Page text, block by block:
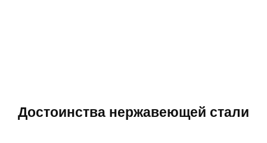
Достоинства нержавеющей стали